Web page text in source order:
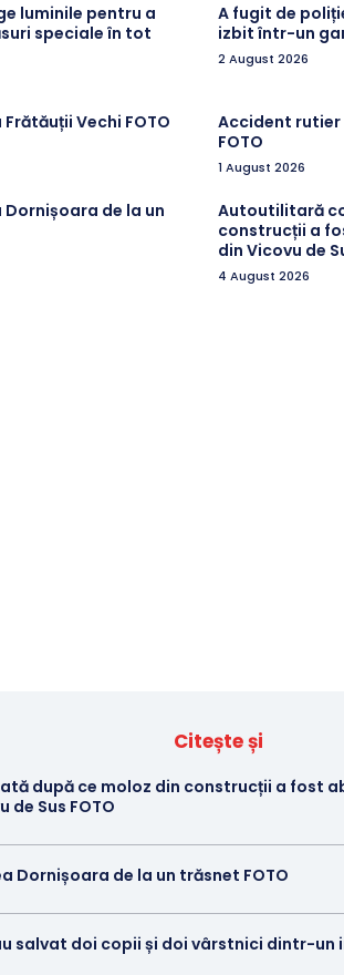
luminile pentru a
speciale în tot
A fugit de
izbit într-un
2 August 2026
Vechi FOTO
Accident
FOTO
1 August 2026
de la un
Autoutilitară
construcții a
din Vicovu de
4 August 2026
Citește și
după ce moloz din construcții a fost
de Sus FOTO
Dornișoara de la un trăsnet FOTO
salvat doi copii și doi vârstnici dintr-un